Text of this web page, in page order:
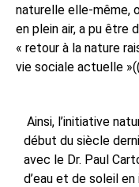
naturelle elle-même,
en plein air, a pu être
« retour à la nature
vie sociale actuelle
Ainsi, l’initiative
début du siècle
avec le Dr. Paul
d’eau et de soleil